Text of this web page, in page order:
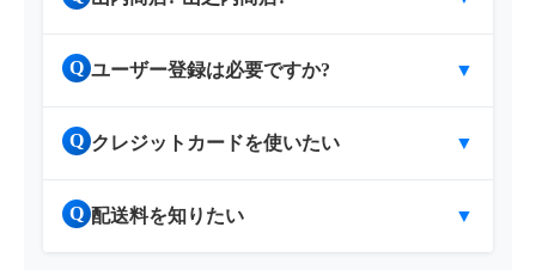
Q ユーザー登録は必要ですか? ▼
Q クレジットカードを使いたい ▼
Q 配送料を知りたい ▼